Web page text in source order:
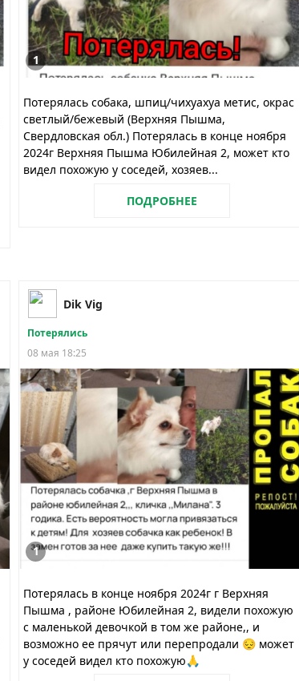
1
Потерялась собака, шпиц/чихуахуа метис, окрас
светлый/бежевый (Верхняя Пышма,
Свердловская обл.) Потерялась в конце ноября
2024г Верхняя Пышма Юбилейная 2, может кто
видел похожую у соседей, хозяев...
ПОДРОБНЕЕ
Dik Vig
Потерялись
08 мая 18:25
1
Потерялась в конце ноября 2024г г Верхняя
Пышма , районе Юбилейная 2, видели похожую
с маленькой девочкой в том же районе,, и
возможно ее прячут или перепродали 😔 может
у соседей видел кто похожую🙏